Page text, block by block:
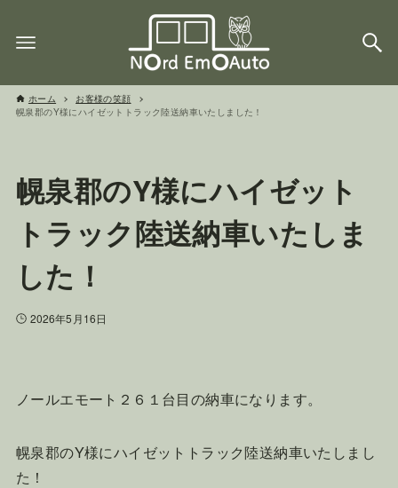
ホーム
お客様の笑顔
幌泉郡のY様にハイゼットトラック陸送納車いたしました！
幌泉郡のY様にハイゼット
トラック陸送納車いたしま
した！
2026年5月16日
ノールエモート２６１台目の納車になります。
幌泉郡のY様にハイゼットトラック陸送納車いたしまし
た！